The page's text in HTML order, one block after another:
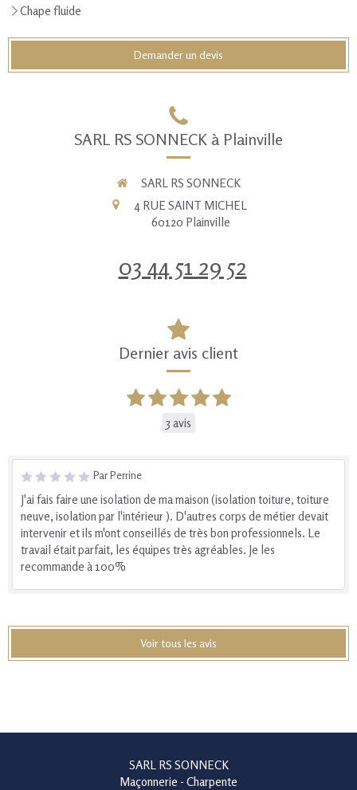
Chape fluide
Demander un devis
SARL RS SONNECK à Plainville
SARL RS SONNECK
4 RUE SAINT MICHEL
60120 Plainville
03 44 51 29 52
Dernier avis client
3 avis
Par Perrine
J'ai fais faire une isolation de ma maison (isolation toiture, toiture
neuve, isolation par l'intérieur ). D'autres corps de métier devait
intervenir et ils m'ont conseillés de très bon professionnels. Le
travail était parfait, les équipes très agréables. Je les
recommande à 100%
Voir tous les avis
SARL RS SONNECK
Maçonnerie - Charpente